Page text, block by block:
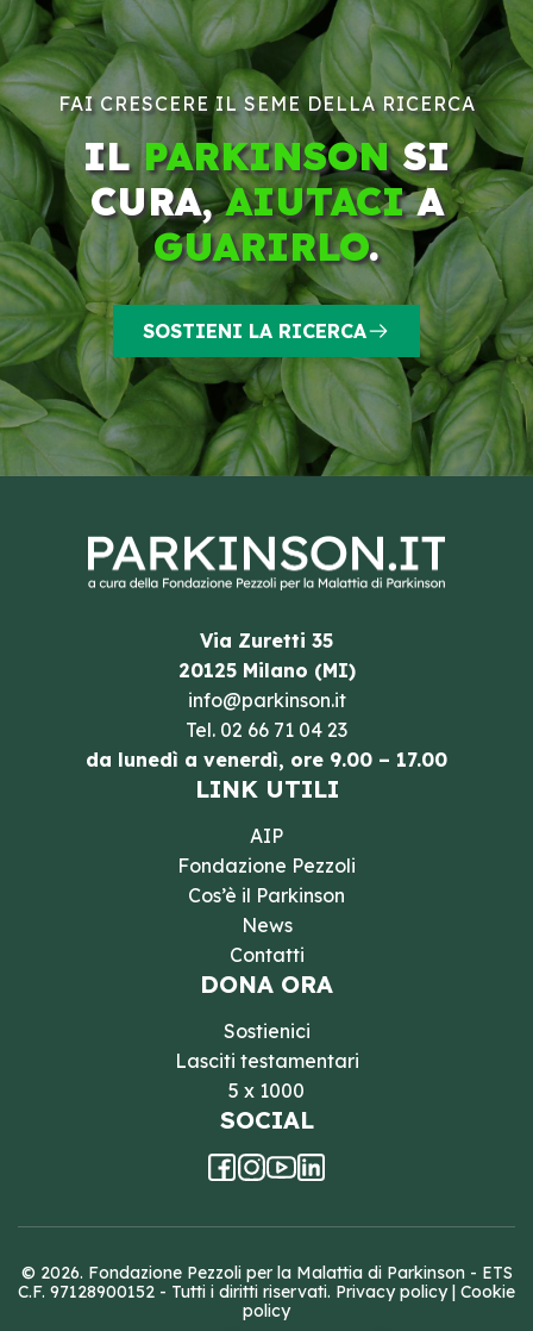
FAI CRESCERE IL SEME DELLA RICERCA
ILPARKINSONSI
CURA,AIUTACIA
GUARIRLO.
SOSTIENI LA RICERCA
Via Zuretti 35
20125 Milano (MI)
info@parkinson.it
Tel. 02 66 71 04 23
da lunedì a venerdì, ore 9.00 – 17.00
LINK UTILI
AIP
Fondazione Pezzoli
Cos’è il Parkinson
News
Contatti
DONA ORA
Sostienici
Lasciti testamentari
5 x 1000
SOCIAL
© 2026. Fondazione Pezzoli per la Malattia di Parkinson - ETS
C.F. 97128900152 - Tutti i diritti riservati. Privacy policy| Cookie
policy